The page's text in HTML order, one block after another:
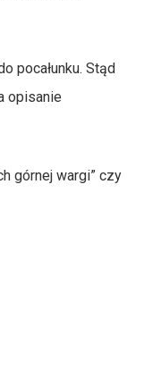
pocałunku. Stąd
opisanie
górnej wargi” czy